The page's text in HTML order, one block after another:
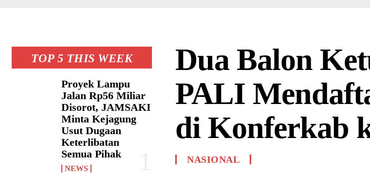
TOP 5 THIS WEEK
Proyek Lampu
Jalan Rp56 Miliar
Disorot, JAMSAKI
Minta Kejagung
Usut Dugaan
Keterlibatan
Semua Pihak
NEWS
Dua Balon
PALI
di Konferkab
NASIONAL